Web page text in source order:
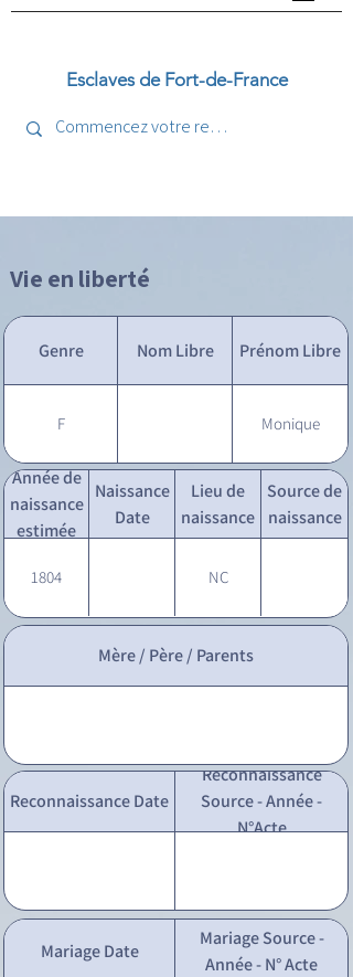
Esclaves de Fort-de-France
Vie en liberté
Genre Nom Libre Prénom Libre
F Monique
Année de
naissance
estimée
Naissance
Date
Lieu de
naissance
Source de
naissance
1804 NC
Mère / Père / Parents
Reconnaissance Date
Reconnaissance
Source - Année -
N°Acte
Mariage Date
Mariage Source -
Année - N° Acte